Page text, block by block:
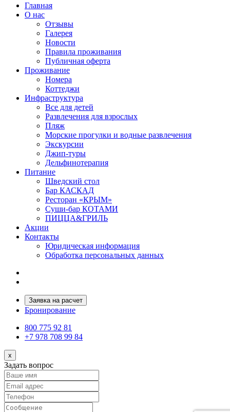
Главная
О нас
Отзывы
Галерея
Новости
Правила проживания
Публичная оферта
Проживание
Номера
Коттеджи
Инфраструктура
Все для детей
Развлечения для взрослых
Пляж
Морские прогулки и водные развлечения
Экскурсии
Джип-туры
Дельфинотерапия
Питание
Шведский стол
Бар КАСКАД
Ресторан «КРЫМ»
Суши-бар КОТАМИ
ПИЦЦА&ГРИЛЬ
Акции
Контакты
Юридическая информация
Обработка персональных данных
Заявка на расчет
Бронирование
800 775 92 81
+7 978 708 99 84
x
Задать вопрос